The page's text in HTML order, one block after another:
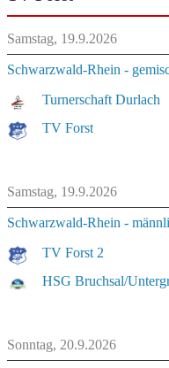
Samstag, 19.9.2026
Schwarzwald-Rhein -
Turnerschaft Durlach
TV Forst
Samstag, 19.9.2026
Schwarzwald-Rhein -
TV Forst 2
HSG Bruchsal/
Sonntag, 20.9.2026